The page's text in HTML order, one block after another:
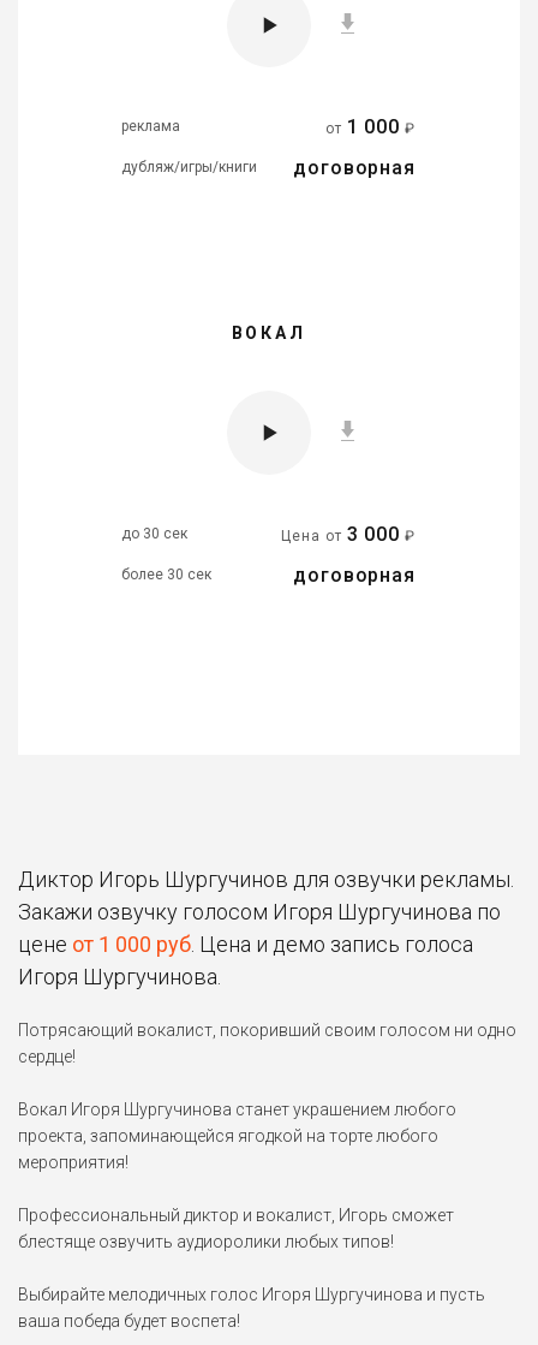
реклама от 1 000 ₽
дубляж/игры/книги договорная
ВОКАЛ
до 30 сек Цена от 3 000 ₽
более 30 сек договорная
Диктор Игорь Шургучинов для озвучки рекламы.
Закажи озвучку голосом Игоря Шургучинова по
цене от 1 000 руб . Цена и демо запись голоса
Игоря Шургучинова.
Потрясающий вокалист, покоривший своим голосом ни одно
сердце!
Вокал Игоря Шургучинова станет украшением любого
проекта, запоминающейся ягодкой на торте любого
мероприятия!
Профессиональный диктор и вокалист, Игорь сможет
блестяще озвучить аудиоролики любых типов!
Выбирайте мелодичных голос Игоря Шургучинова и пусть
ваша победа будет воспета!